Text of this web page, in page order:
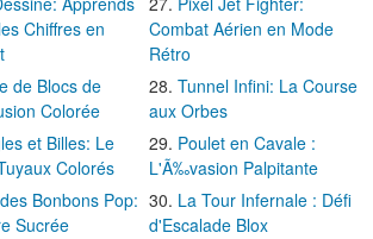
Chiffres en
de Blocs de
Colorée
et Billes: Le
Colorés
Bonbons Pop:
Sucrée
Combat Aérien en Mode
Rétro
Tunnel Infini: La Course
aux Orbes
Poulet en Cavale :
L'Ã‰vasion Palpitante
La Tour Infernale : Défi
d'Escalade Blox